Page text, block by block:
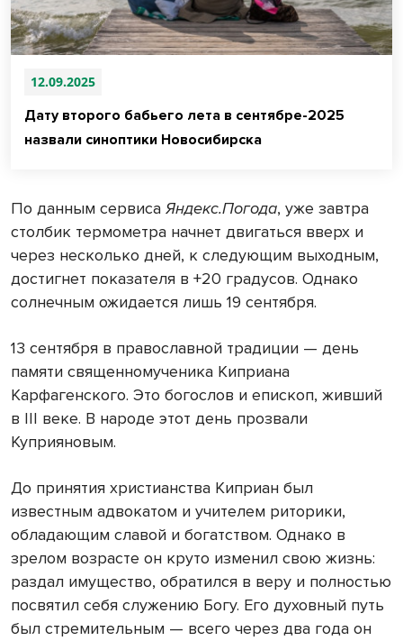
12.09.2025
Дату второго бабьего лета в сентябре-2025
назвали синоптики Новосибирска
По данным сервиса Яндекс.Погода, уже завтра
столбик термометра начнет двигаться вверх и
через несколько дней, к следующим выходным,
достигнет показателя в +20 градусов. Однако
солнечным ожидается лишь 19 сентября.
13 сентября в православной традиции — день
памяти священномученика Киприана
Карфагенского. Это богослов и епископ, живший
в III веке. В народе этот день прозвали
Куприяновым.
До принятия христианства Киприан был
известным адвокатом и учителем риторики,
обладающим славой и богатством. Однако в
зрелом возрасте он круто изменил свою жизнь:
раздал имущество, обратился в веру и полностью
посвятил себя служению Богу. Его духовный путь
был стремительным — всего через два года он